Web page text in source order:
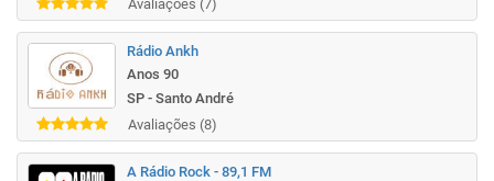
Avaliações (7)
Rádio Ankh
Anos 90
SP - Santo André
Avaliações (8)
A Rádio Rock - 89,1 FM